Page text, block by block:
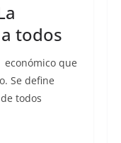
todos
que
Se define
todos